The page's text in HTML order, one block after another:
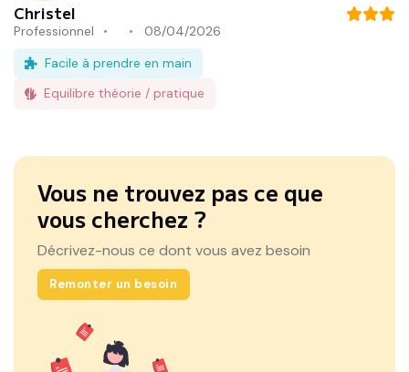
Christel
Professionnel 08/04/2026
Facile à prendre en main
Equilibre théorie / pratique
Vous ne trouvez pas ce que
vous cherchez ?
Décrivez-nous ce dont vous avez besoin
Remonter un besoin